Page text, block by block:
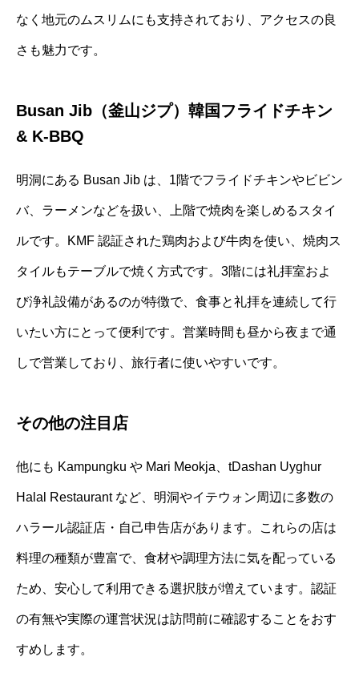
なく地元のムスリムにも支持されており、アクセスの良
さも魅力です。
Busan Jib（釜山ジプ）韓国フライドチキン
& K-BBQ
明洞にある Busan Jib は、1階でフライドチキンやビビン
バ、ラーメンなどを扱い、上階で焼肉を楽しめるスタイ
ルです。KMF 認証された鶏肉および牛肉を使い、焼肉ス
タイルもテーブルで焼く方式です。3階には礼拝室およ
び浄礼設備があるのが特徴で、食事と礼拝を連続して行
いたい方にとって便利です。営業時間も昼から夜まで通
しで営業しており、旅行者に使いやすいです。
その他の注目店
他にも Kampungku や Mari Meokja、tDashan Uyghur
Halal Restaurant など、明洞やイテウォン周辺に多数の
ハラール認証店・自己申告店があります。これらの店は
料理の種類が豊富で、食材や調理方法に気を配っている
ため、安心して利用できる選択肢が増えています。認証
の有無や実際の運営状況は訪問前に確認することをおす
すめします。